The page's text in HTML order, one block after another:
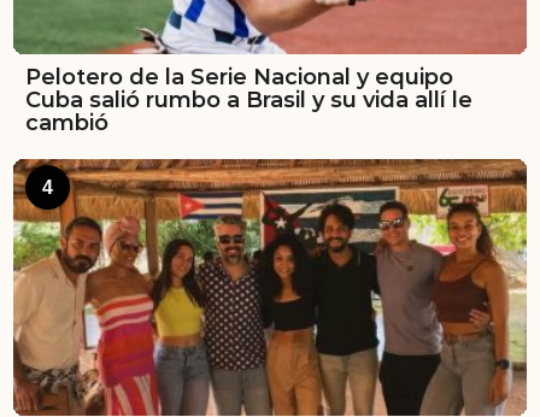
Pelotero de la Serie Nacional y equipo
Cuba salió rumbo a Brasil y su vida allí le
cambió
4